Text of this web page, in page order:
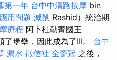
第一年 台中中清路按摩 bin
用問題 滅鼠 Rashid）統治期
療程 阿卜杜勒齊國王
了堡壘，因此成為了III。 台中
漏水 徵信社 全瓷冠 之後，